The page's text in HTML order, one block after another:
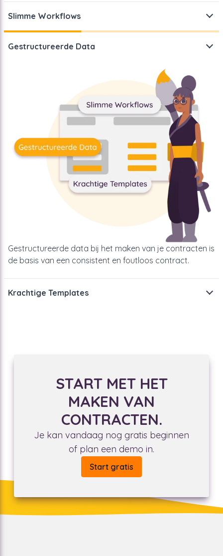
Slimme Workflows
foutloos te maken.
Gestructureerde Data
Gestructureerde data bij het maken van je contracten is
de basis van een consistent en foutloos contract.
Krachtige Templates
Krachtige templates waarbij stakeholders
eigenaarschap hebben over hun eigen clausules is
noodzakelijk.
START MET HET
MAKEN VAN
CONTRACTEN.
Je kan vandaag nog gratis beginnen
of plan een demo in.
Start gratis